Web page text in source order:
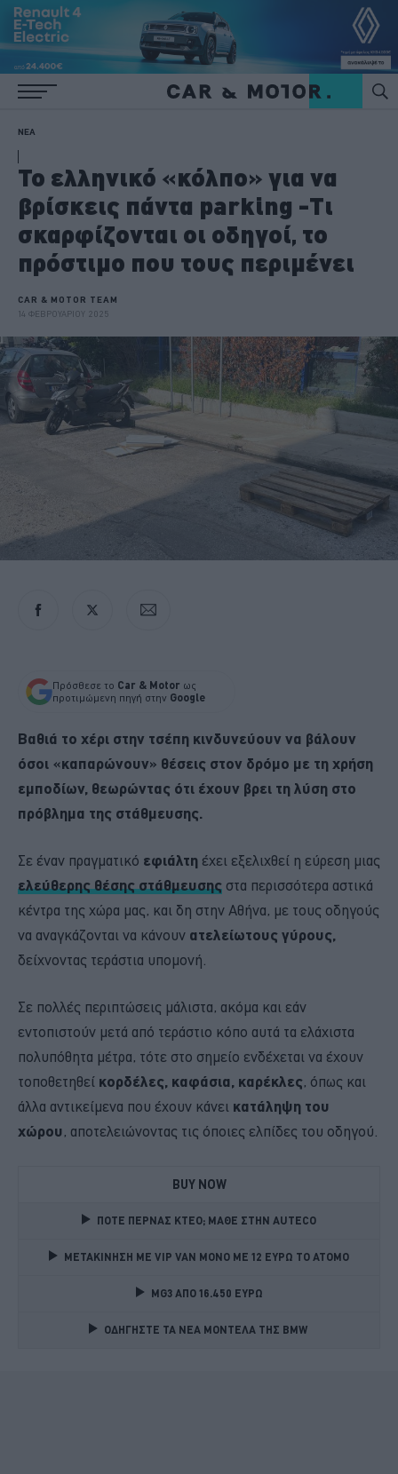
ΝΕΑ
Το ελληνικό «κόλπο» για να
βρίσκεις πάντα parking -Τι
σκαρφίζονται οι οδηγοί, το
πρόστιμο που τους περιμένει
CAR & MOTOR TEAM
14 ΦΕΒΡΟΥΑΡΙΟΥ 2025
Πρόσθεσε το Car & Motor ως
προτιμώμενη πηγή στην Google
Βαθιά το χέρι στην τσέπη κινδυνεύουν να βάλουν
όσοι «καπαρώνουν» θέσεις στον δρόμο με τη χρήση
εμποδίων, θεωρώντας ότι έχουν βρει τη λύση στο
πρόβλημα της στάθμευσης.
Σε έναν πραγματικό εφιάλτη έχει εξελιχθεί η εύρεση μιας
ελεύθερης θέσης στάθμευσης στα περισσότερα αστικά
κέντρα της χώρα μας, και δη στην Αθήνα, με τους οδηγούς
να αναγκάζονται να κάνουν ατελείωτους γύρους,
δείχνοντας τεράστια υπομονή.
Σε πολλές περιπτώσεις μάλιστα, ακόμα και εάν
εντοπιστούν μετά από τεράστιο κόπο αυτά τα ελάχιστα
πολυπόθητα μέτρα, τότε στο σημείο ενδέχεται να έχουν
τοποθετηθεί κορδέλες, καφάσια, καρέκλες, όπως και
άλλα αντικείμενα που έχουν κάνει κατάληψη του
χώρου, αποτελειώνοντας τις όποιες ελπίδες του οδηγού.
BUY NOW
ΠΟΤΕ ΠΕΡΝΑΣ ΚΤΕΟ; ΜΑΘΕ ΣΤΗΝ ΑUTECO
ΜΕΤΑΚΙΝΗΣΗ ΜΕ VIP VAN ΜΟΝΟ ΜΕ 12 ΕΥΡΩ ΤΟ ΑΤΟΜΟ
MG3 ΑΠΟ 16.450 ΕΥΡΩ
ΟΔΗΓΗΣΤΕ ΤΑ ΝΕΑ ΜΟΝΤΕΛΑ ΤΗΣ BMW